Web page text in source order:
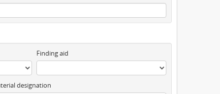
Finding aid
designation